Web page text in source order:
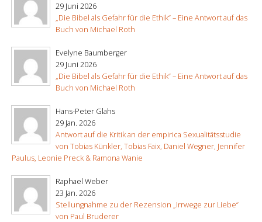
29 Juni 2026
„Die Bibel als Gefahr für die Ethik“ – Eine Antwort auf das
Buch von Michael Roth
Evelyne Baumberger
29 Juni 2026
„Die Bibel als Gefahr für die Ethik“ – Eine Antwort auf das
Buch von Michael Roth
Hans-Peter Glahs
29 Jan. 2026
Antwort auf die Kritik an der empirica Sexualitätsstudie
von Tobias Künkler, Tobias Faix, Daniel Wegner, Jennifer
Paulus, Leonie Preck & Ramona Wanie
Raphael Weber
23 Jan. 2026
Stellungnahme zu der Rezension „Irrwege zur Liebe“
von Paul Bruderer